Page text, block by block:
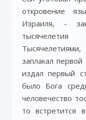
откровение
Израиля, -
заплакал
издал первый
было Бога
человечество
то встретится